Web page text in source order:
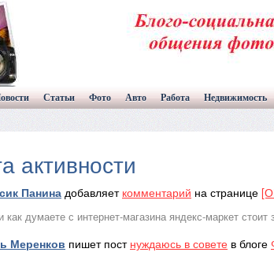
Статьи Фото Авто Работа Недвижимость
активности
Панинадобавляет комментарий на странице
как думаете с интернет-магазина яндекс-маркет стоит
Меренков пишет пост нуждаюсь в совете в блоге